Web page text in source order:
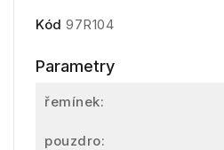
Kód 97R104
Parametry
řemínek:
pouzdro: